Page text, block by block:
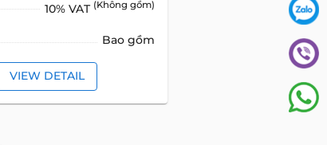
CHO THUÊ